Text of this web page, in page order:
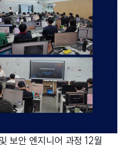
보안 엔지니어 과정 12월